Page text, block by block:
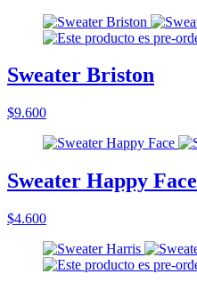
Sweater Briston
$9.600
Sweater Happy Face
$4.600